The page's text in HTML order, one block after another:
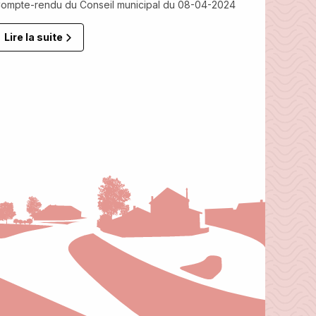
rendu du Conseil municipal du 08-04-2024
Lire la suite